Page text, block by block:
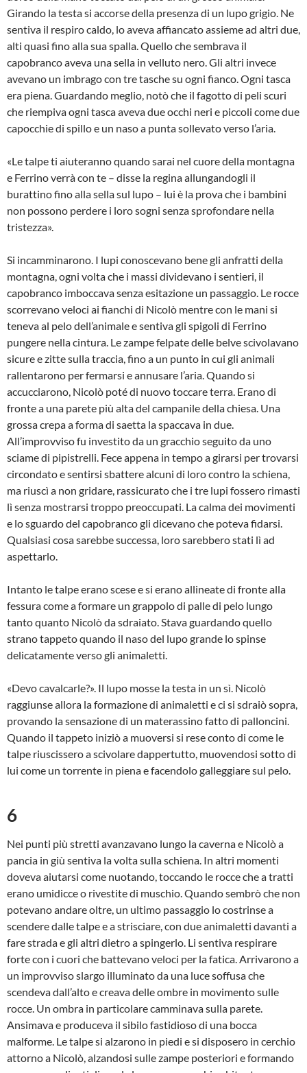
Girando la testa si accorse della presenza di un lupo grigio. Ne
sentiva il respiro caldo, lo aveva affiancato assieme ad altri due,
alti quasi fino alla sua spalla. Quello che sembrava il
capobranco aveva una sella in velluto nero. Gli altri invece
avevano un imbrago con tre tasche su ogni fianco. Ogni tasca
era piena. Guardando meglio, notò che il fagotto di peli scuri
che riempiva ogni tasca aveva due occhi neri e piccoli come due
capocchie di spillo e un naso a punta sollevato verso l’aria.
«Le talpe ti aiuteranno quando sarai nel cuore della montagna
e Ferrino verrà con te – disse la regina allungandogli il
burattino fino alla sella sul lupo – lui è la prova che i bambini
non possono perdere i loro sogni senza sprofondare nella
tristezza».
Si incamminarono. I lupi conoscevano bene gli anfratti della
montagna, ogni volta che i massi dividevano i sentieri, il
capobranco imboccava senza esitazione un passaggio. Le rocce
scorrevano veloci ai fianchi di Nicolò mentre con le mani si
teneva al pelo dell’animale e sentiva gli spigoli di Ferrino
pungere nella cintura. Le zampe felpate delle belve scivolavano
sicure e zitte sulla traccia, fino a un punto in cui gli animali
rallentarono per fermarsi e annusare l’aria. Quando si
accucciarono, Nicolò poté di nuovo toccare terra. Erano di
fronte a una parete più alta del campanile della chiesa. Una
grossa crepa a forma di saetta la spaccava in due.
All’improvviso fu investito da un gracchio seguito da uno
sciame di pipistrelli. Fece appena in tempo a girarsi per trovarsi
circondato e sentirsi sbattere alcuni di loro contro la schiena,
ma riuscì a non gridare, rassicurato che i tre lupi fossero rimasti
lì senza mostrarsi troppo preoccupati. La calma dei movimenti
e lo sguardo del capobranco gli dicevano che poteva fidarsi.
Qualsiasi cosa sarebbe successa, loro sarebbero stati lì ad
aspettarlo.
Intanto le talpe erano scese e si erano allineate di fronte alla
fessura come a formare un grappolo di palle di pelo lungo
tanto quanto Nicolò da sdraiato. Stava guardando quello
strano tappeto quando il naso del lupo grande lo spinse
delicatamente verso gli animaletti.
«Devo cavalcarle?». Il lupo mosse la testa in un sì. Nicolò
raggiunse allora la formazione di animaletti e ci si sdraiò sopra,
provando la sensazione di un materassino fatto di palloncini.
Quando il tappeto iniziò a muoversi si rese conto di come le
talpe riuscissero a scivolare dappertutto, muovendosi sotto di
lui come un torrente in piena e facendolo galleggiare sul pelo.
6
Nei punti più stretti avanzavano lungo la caverna e Nicolò a
pancia in giù sentiva la volta sulla schiena. In altri momenti
doveva aiutarsi come nuotando, toccando le rocce che a tratti
erano umidicce o rivestite di muschio. Quando sembrò che non
potevano andare oltre, un ultimo passaggio lo costrinse a
scendere dalle talpe e a strisciare, con due animaletti davanti a
fare strada e gli altri dietro a spingerlo. Li sentiva respirare
forte con i cuori che battevano veloci per la fatica. Arrivarono a
un improvviso slargo illuminato da una luce soffusa che
scendeva dall’alto e creava delle ombre in movimento sulle
rocce. Un ombra in particolare camminava sulla parete.
Ansimava e produceva il sibilo fastidioso di una bocca
malforme. Le talpe si alzarono in piedi e si disposero in cerchio
attorno a Nicolò, alzandosi sulle zampe posteriori e formando